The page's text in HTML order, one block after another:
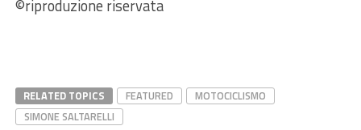
©riproduzione riservata
RELATED TOPICS FEATURED
MOTOCICLISMO
SIMONE SALTARELLI